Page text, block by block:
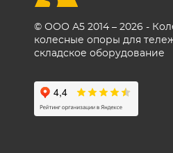
© ООО А5 2014 – 2026 -
колесные опоры для
складское оборудование